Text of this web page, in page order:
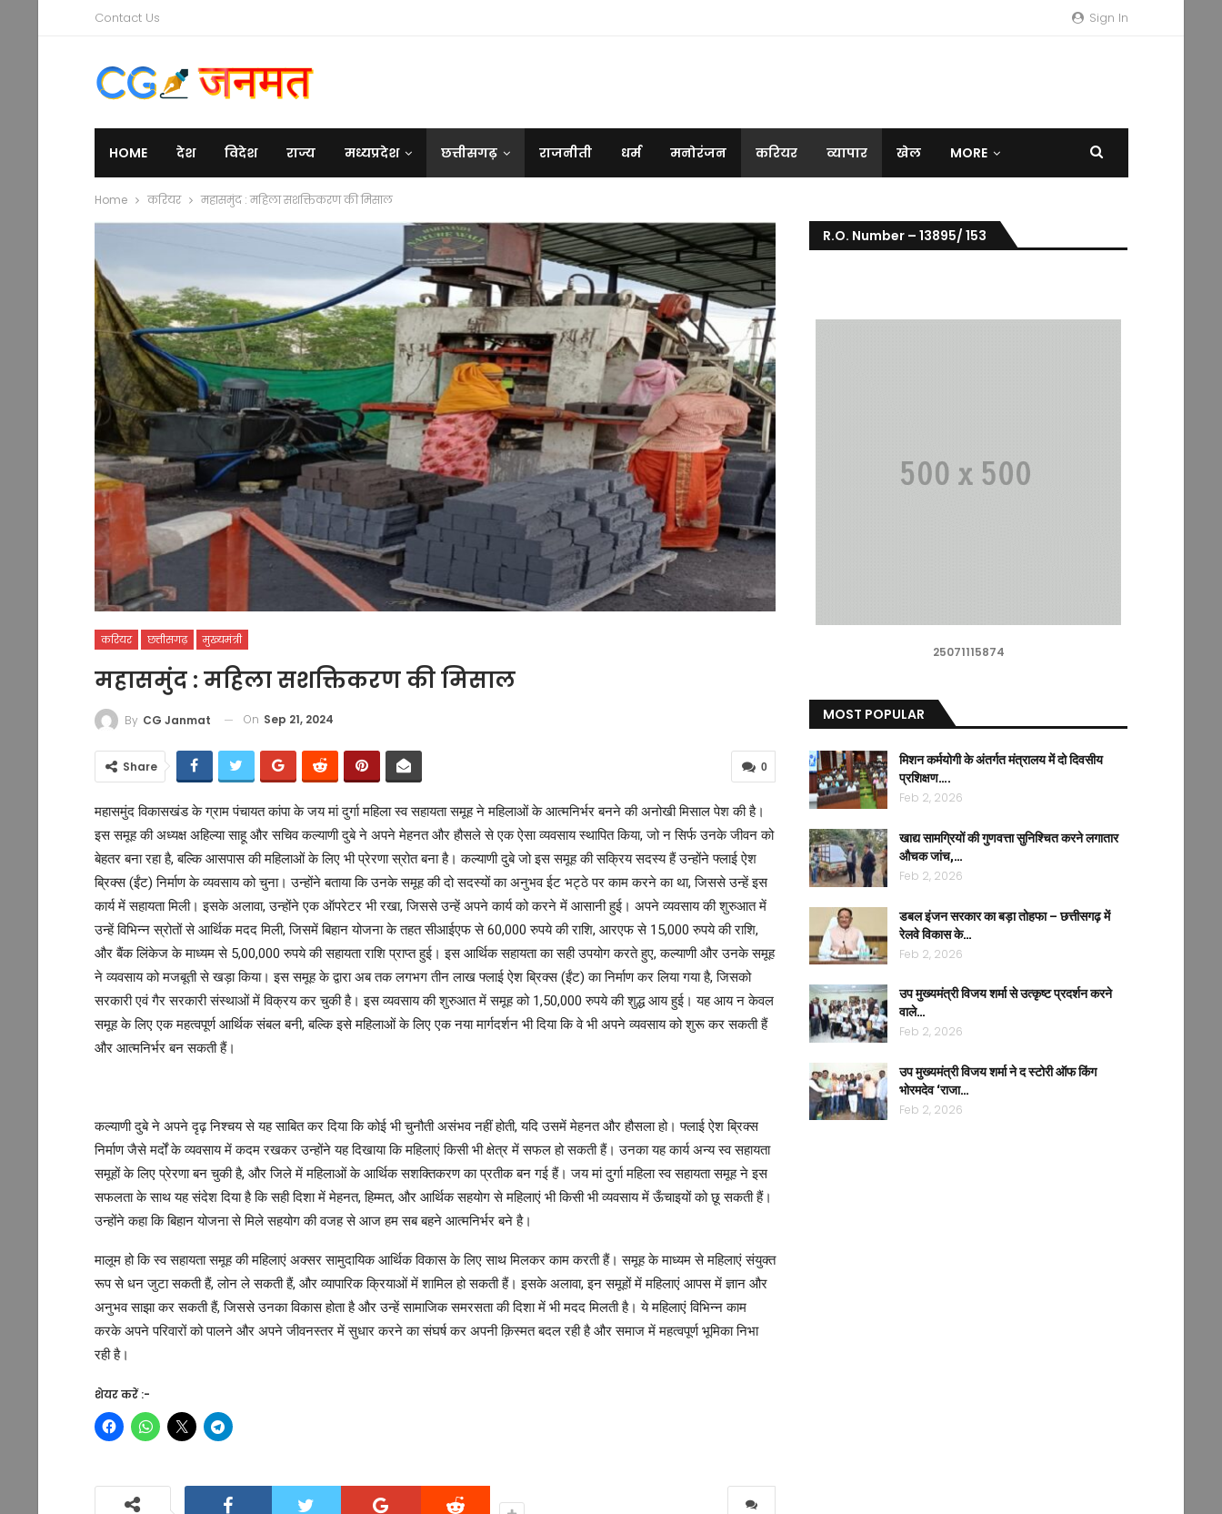
Sign In
Contact Us
HOME देश विदेश राज्य मध्यप्रदेश छत्तीसगढ़ राजनीती धर्म मनोरंजन करियर व्यापार खेल MORE
Home करियर महासमुंद : महिला सशक्तिकरण की मिसाल
करियर छत्तीसगढ़ मुख्यमंत्री
महासमुंद : महिला सशक्तिकरण की मिसाल
By CG Janmat On Sep 21, 2024
0
Share
महासमुंद विकासखंड के ग्राम पंचायत कांपा के जय मां दुर्गा महिला स्व सहायता समूह ने महिलाओं के आत्मनिर्भर बनने की अनोखी मिसाल पेश की है।
इस समूह की अध्यक्ष अहिल्या साहू और सचिव कल्याणी दुबे ने अपने मेहनत और हौसले से एक ऐसा व्यवसाय स्थापित किया, जो न सिर्फ उनके जीवन को
बेहतर बना रहा है, बल्कि आसपास की महिलाओं के लिए भी प्रेरणा स्रोत बना है। कल्याणी दुबे जो इस समूह की सक्रिय सदस्य हैं उन्होंने फ्लाई ऐश
ब्रिक्स (ईंट) निर्माण के व्यवसाय को चुना। उन्होंने बताया कि उनके समूह की दो सदस्यों का अनुभव ईट भट्ठे पर काम करने का था, जिससे उन्हें इस
कार्य में सहायता मिली। इसके अलावा, उन्होंने एक ऑपरेटर भी रखा, जिससे उन्हें अपने कार्य को करने में आसानी हुई। अपने व्यवसाय की शुरुआत में
उन्हें विभिन्न स्रोतों से आर्थिक मदद मिली, जिसमें बिहान योजना के तहत सीआईएफ से 60,000 रुपये की राशि, आरएफ से 15,000 रुपये की राशि,
और बैंक लिंकेज के माध्यम से 5,00,000 रुपये की सहायता राशि प्राप्त हुई। इस आर्थिक सहायता का सही उपयोग करते हुए, कल्याणी और उनके समूह
ने व्यवसाय को मजबूती से खड़ा किया। इस समूह के द्वारा अब तक लगभग तीन लाख फ्लाई ऐश ब्रिक्स (ईंट) का निर्माण कर लिया गया है, जिसको
सरकारी एवं गैर सरकारी संस्थाओं में विक्रय कर चुकी है। इस व्यवसाय की शुरुआत में समूह को 1,50,000 रुपये की शुद्ध आय हुई। यह आय न केवल
समूह के लिए एक महत्वपूर्ण आर्थिक संबल बनी, बल्कि इसे महिलाओं के लिए एक नया मार्गदर्शन भी दिया कि वे भी अपने व्यवसाय को शुरू कर सकती हैं
और आत्मनिर्भर बन सकती हैं।
कल्याणी दुबे ने अपने दृढ़ निश्चय से यह साबित कर दिया कि कोई भी चुनौती असंभव नहीं होती, यदि उसमें मेहनत और हौसला हो। फ्लाई ऐश ब्रिक्स
निर्माण जैसे मर्दों के व्यवसाय में कदम रखकर उन्होंने यह दिखाया कि महिलाएं किसी भी क्षेत्र में सफल हो सकती हैं। उनका यह कार्य अन्य स्व सहायता
समूहों के लिए प्रेरणा बन चुकी है, और जिले में महिलाओं के आर्थिक सशक्तिकरण का प्रतीक बन गई हैं। जय मां दुर्गा महिला स्व सहायता समूह ने इस
सफलता के साथ यह संदेश दिया है कि सही दिशा में मेहनत, हिम्मत, और आर्थिक सहयोग से महिलाएं भी किसी भी व्यवसाय में ऊँचाइयों को छू सकती हैं।
उन्होंने कहा कि बिहान योजना से मिले सहयोग की वजह से आज हम सब बहने आत्मनिर्भर बने है।
मालूम हो कि स्व सहायता समूह की महिलाएं अक्सर सामुदायिक आर्थिक विकास के लिए साथ मिलकर काम करती हैं। समूह के माध्यम से महिलाएं संयुक्त
रूप से धन जुटा सकती हैं, लोन ले सकती हैं, और व्यापारिक क्रियाओं में शामिल हो सकती हैं। इसके अलावा, इन समूहों में महिलाएं आपस में ज्ञान और
अनुभव साझा कर सकती हैं, जिससे उनका विकास होता है और उन्हें सामाजिक समरसता की दिशा में भी मदद मिलती है। ये महिलाएं विभिन्न काम
करके अपने परिवारों को पालने और अपने जीवनस्तर में सुधार करने का संघर्ष कर अपनी क़िस्मत बदल रही है और समाज में महत्वपूर्ण भूमिका निभा
रही है।
शेयर करें :-
R.O. Number – 13895/ 153
25071115874
MOST POPULAR
मिशन कर्मयोगी के अंतर्गत मंत्रालय में दो दिवसीय
प्रशिक्षण….
Feb 2, 2026
खाद्य सामग्रियों की गुणवत्ता सुनिश्चित करने लगातार
औचक जांच,…
Feb 2, 2026
डबल इंजन सरकार का बड़ा तोहफा – छत्तीसगढ़ में
रेलवे विकास के…
Feb 2, 2026
उप मुख्यमंत्री विजय शर्मा से उत्कृष्ट प्रदर्शन करने
वाले…
Feb 2, 2026
उप मुख्यमंत्री विजय शर्मा ने द स्टोरी ऑफ किंग
भोरमदेव ‘राजा…
Feb 2, 2026